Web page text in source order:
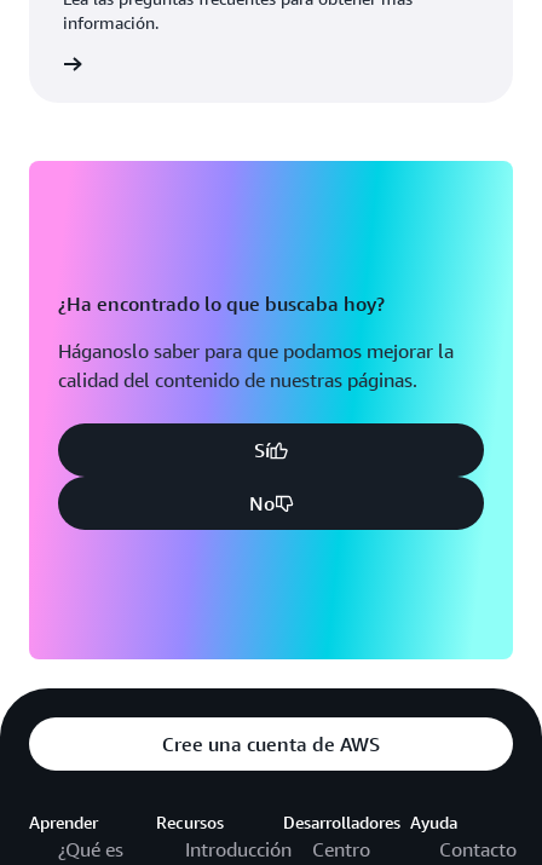
información.
¿Ha encontrado lo que buscaba hoy?
Háganoslo saber para que podamos mejorar la
calidad del contenido de nuestras páginas.
Sí
No
Cree una cuenta de AWS
Aprender
¿Qué es
Recursos
Introducción
Desarrolladores
Centro
Ayuda
Contacto